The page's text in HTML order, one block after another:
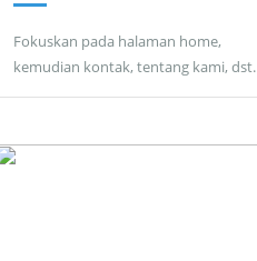
Fokuskan pada halaman home,
kemudian kontak, tentang kami, dst.